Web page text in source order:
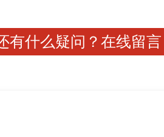
有什么疑问？在线留